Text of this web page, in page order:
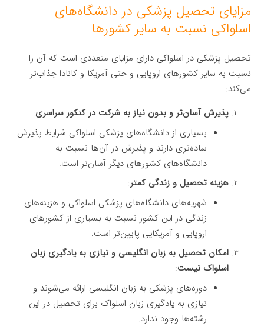
مزایای تحصیل پزشکی در دانشگاه‌های
اسلواکی نسبت به سایر کشورها
تحصیل پزشکی در اسلواکی دارای مزایای متعددی است که آن را
نسبت به سایر کشورهای اروپایی و حتی آمریکا و کانادا جذاب‌تر
می‌کند:
پذیرش آسان‌تر و بدون نیاز به شرکت در کنکور سراسری:
بسیاری از دانشگاه‌های پزشکی اسلواکی شرایط پذیرش
ساده‌تری دارند و پذیرش در آن‌ها نسبت به
دانشگاه‌های کشورهای دیگر آسان‌تر است.
هزینه تحصیل و زندگی کمتر:
شهریه‌های دانشگاه‌های پزشکی اسلواکی و هزینه‌های
زندگی در این کشور نسبت به بسیاری از کشورهای
اروپایی و آمریکایی پایین‌تر است.
امکان تحصیل به زبان انگلیسی و نیازی به یادگیری زبان
اسلواک نیست:
دوره‌های پزشکی به زبان انگلیسی ارائه می‌شوند و
نیازی به یادگیری زبان اسلواک برای تحصیل در این
رشته‌ها وجود ندارد.